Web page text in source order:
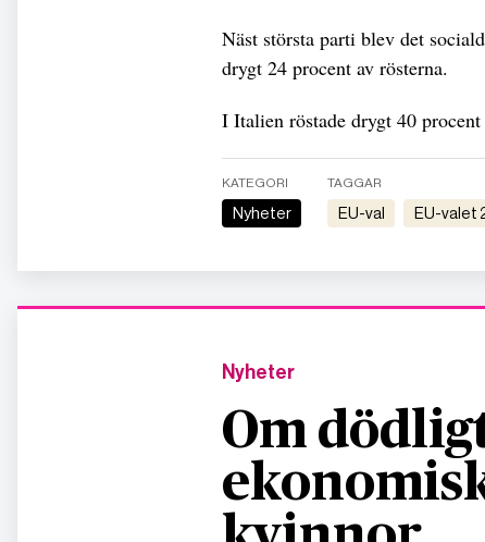
Näst största parti blev det
drygt 24 procent av rösterna.
I Italien röstade drygt 40 procent
KATEGORI
Nyheter
TAGGAR
EU-val EU-valet
Nyheter
Om